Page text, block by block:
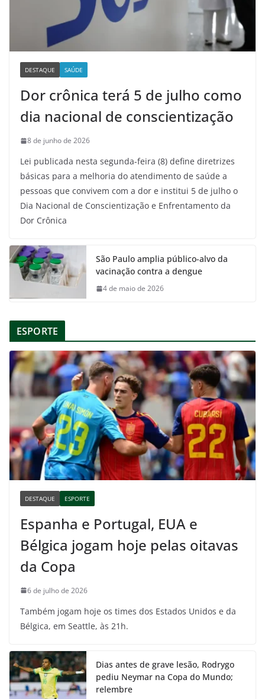
DESTAQUE SAÚDE
Dor crônica terá 5 de julho como
dia nacional de conscientização
8 de junho de 2026
Lei publicada nesta segunda-feira (8) define diretrizes
básicas para a melhoria do atendimento de saúde a
pessoas que convivem com a dor e institui 5 de julho o
Dia Nacional de Conscientização e Enfrentamento da
Dor Crônica
São Paulo amplia público-alvo da
vacinação contra a dengue
4 de maio de 2026
ESPORTE
DESTAQUE ESPORTE
Espanha e Portugal, EUA e
Bélgica jogam hoje pelas oitavas
da Copa
6 de julho de 2026
Também jogam hoje os times dos Estados Unidos e da
Bélgica, em Seattle, às 21h.
Dias antes de grave lesão, Rodrygo
pediu Neymar na Copa do Mundo;
relembre